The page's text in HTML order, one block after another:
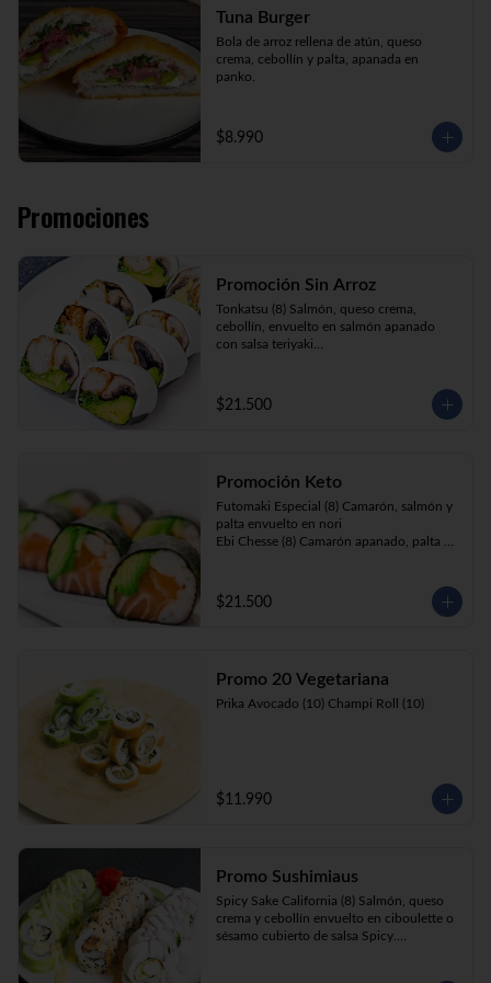
Tuna Burger
Bola de arroz rellena de atún, queso
crema, cebollín y palta, apanada en
panko.
$8.990
Promociones
Promoción Sin Arroz
Tonkatsu (8) Salmón, queso crema,
cebollín, envuelto en salmón apanado
con salsa teriyaki
Sake Ebi (8) Camarón, salmón, queso
crema y cebollín envuelto en palta.
$21.500
Promoción Keto
Futomaki Especial (8) Camarón, salmón y
palta envuelto en nori
Ebi Chesse (8) Camarón apanado, palta y
Sake Ebi (8) Camarón, salmón, queso
crema y cebollín envuelto en palta.
$21.500
Promo 20 Vegetariana
Prika Avocado (10) Champi Roll (10)
$11.990
Promo Sushimiaus
Spicy Sake California (8) Salmón, queso
crema y cebollín envuelto en ciboulette o
sésamo cubierto de salsa Spicy.